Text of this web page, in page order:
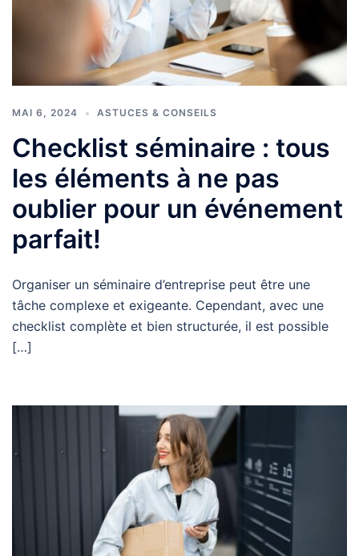
MAI 6, 2024 ASTUCES & CONSEILS
Checklist séminaire : tous
les éléments à ne pas
oublier pour un événement
parfait!
Organiser un séminaire d’entreprise peut être une
tâche complexe et exigeante. Cependant, avec une
checklist complète et bien structurée, il est possible
[…]